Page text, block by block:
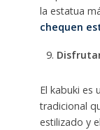
la estatua
chequen
El kabuki es
tradicional
estilizado y